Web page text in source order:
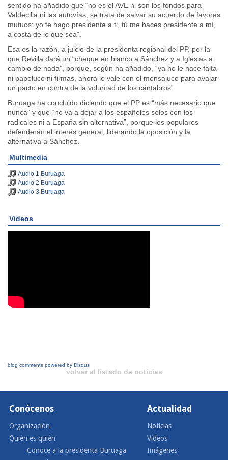
sentido ha añadido que “no es el AVE ni son los fondos para
Valdecilla ni las autovías, se trata de salvar su acuerdo de favores
mutuos: yo te hago presidente a ti, tú me haces presidente a mí,
a costa de lo que sea”.
Esa es la razón, a juicio de la presidenta regional del PP, por la
que Revilla dará un “cheque en blanco a Sánchez y a Iglesias a
cambio de nada”, porque, según ha añadido, “ya no le hace falta
ni papeluco ni firmas, ahora le vale con el mensajuco para avalar
un pacto en contra de la voluntad de los cántabros”.
Buruaga ha concluido diciendo que el PP es “más necesario que
nunca” y que “no va a dejar a los españoles solos con los
radicales ni a España sin alternativa”, porque los populares
defenderán el interés general, liderando la oposición y la
alternativa a Sánchez.
Multimedia
Audio 1 Buruaga
Audio 2 Buruaga
Audio 3 Buruaga
Videos
blog comments powered by Disqus
volver al listado de noticias
Conócenos
Organización
Quién es quién
Conoce a la presidenta Buruaga
Actualidad
Noticias
Vídeos
Imágenes